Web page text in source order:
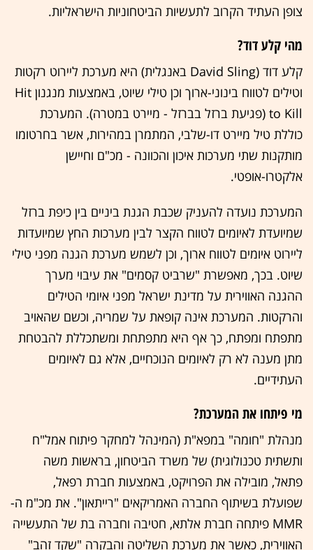
צופן העתיד הקרוב לתעשיות הביטחוניות הישראליות.
מהי קלע דוד?
קלע דוד (David Sling באנגלית) היא מערכת ליירוט רקטות
וטילים לטווח בינוני-ארוך וכן טילי שיוט, באמצעות מנגנון Hit
to Kill (פגיעת ברזל בברזל - מיירט במטרה). המערכת
כוללת טיל מיירט דו-שלבי, המתמרן במהירות, אשר בחרטומו
מותקנות שתי מערכות איכון והכוונה - מכ"ם וחיישן
אלקטרו-אופטי.
המערכת נועדה להעניק שכבת הגנת ביניים בין כיפת ברזל
שמיועדת לאיומים לטווח הקצר לבין מערכות החץ שמיועדות
ליירוט איומים לטווח ארוך, וכן לשמש מערכת הגנה מפני טילי
שיוט. בכך, מאפשרת "שרביט קסמים" את עיבוי מערך
ההגנה האווירית על מדינת ישראל מפני איומי הטילים
והרקטות. המערכת אינה קופאת על שמריה, וכשם שהאויב
מתפתח ומפתח, כך אף היא מתפתחת ומשתכללת להבטחת
מתן מענה לא רק לאיומים הנוכחיים, אלא גם לאיומים
העתידיים.
מי פיתחו את המערכת?
מנהלת "חומה" במפא"ת (המינהל למחקר פיתוח אמל"ח
ותשתית טכנולוגית) של משרד הביטחון, בראשות משה
פתאל, מובילה את הפרויקט, באמצעות חברת רפאל,
שפועלת בשיתוף החברה האמריקאים "רייתאון". את מכ"מ ה-
MMR פיתחה חברת אלתא, חטיבה וחברה בת של התעשייה
האווירית, כאשר את מערכת השליטה והבקרה "שקד זהב"